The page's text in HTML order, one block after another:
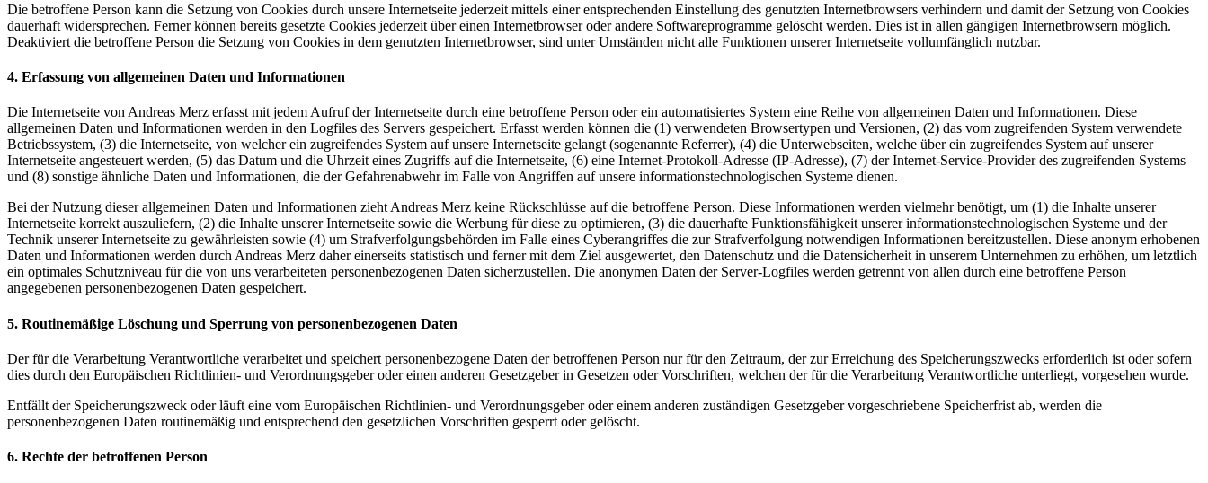
Die betroffene Person kann die Setzung von Cookies durch unsere Internetseite jederzeit mittels einer entsprechenden Einstellung des genutzten Internetbrowsers verhindern und damit der Setzung von Cookies
dauerhaft widersprechen. Ferner können bereits gesetzte Cookies jederzeit über einen Internetbrowser oder andere Softwareprogramme gelöscht werden. Dies ist in allen gängigen Internetbrowsern möglich.
Deaktiviert die betroffene Person die Setzung von Cookies in dem genutzten Internetbrowser, sind unter Umständen nicht alle Funktionen unserer Internetseite vollumfänglich nutzbar.
4. Erfassung von allgemeinen Daten und Informationen
Die Internetseite von Andreas Merz erfasst mit jedem Aufruf der Internetseite durch eine betroffene Person oder ein automatisiertes System eine Reihe von allgemeinen Daten und Informationen. Diese
allgemeinen Daten und Informationen werden in den Logfiles des Servers gespeichert. Erfasst werden können die (1) verwendeten Browsertypen und Versionen, (2) das vom zugreifenden System verwendete
Betriebssystem, (3) die Internetseite, von welcher ein zugreifendes System auf unsere Internetseite gelangt (sogenannte Referrer), (4) die Unterwebseiten, welche über ein zugreifendes System auf unserer
Internetseite angesteuert werden, (5) das Datum und die Uhrzeit eines Zugriffs auf die Internetseite, (6) eine Internet-Protokoll-Adresse (IP-Adresse), (7) der Internet-Service-Provider des zugreifenden Systems
und (8) sonstige ähnliche Daten und Informationen, die der Gefahrenabwehr im Falle von Angriffen auf unsere informationstechnologischen Systeme dienen.
Bei der Nutzung dieser allgemeinen Daten und Informationen zieht Andreas Merz keine Rückschlüsse auf die betroffene Person. Diese Informationen werden vielmehr benötigt, um (1) die Inhalte unserer
Internetseite korrekt auszuliefern, (2) die Inhalte unserer Internetseite sowie die Werbung für diese zu optimieren, (3) die dauerhafte Funktionsfähigkeit unserer informationstechnologischen Systeme und der
Technik unserer Internetseite zu gewährleisten sowie (4) um Strafverfolgungsbehörden im Falle eines Cyberangriffes die zur Strafverfolgung notwendigen Informationen bereitzustellen. Diese anonym erhobenen
Daten und Informationen werden durch Andreas Merz daher einerseits statistisch und ferner mit dem Ziel ausgewertet, den Datenschutz und die Datensicherheit in unserem Unternehmen zu erhöhen, um letztlich
ein optimales Schutzniveau für die von uns verarbeiteten personenbezogenen Daten sicherzustellen. Die anonymen Daten der Server-Logfiles werden getrennt von allen durch eine betroffene Person
angegebenen personenbezogenen Daten gespeichert.
5. Routinemäßige Löschung und Sperrung von personenbezogenen Daten
Der für die Verarbeitung Verantwortliche verarbeitet und speichert personenbezogene Daten der betroffenen Person nur für den Zeitraum, der zur Erreichung des Speicherungszwecks erforderlich ist oder sofern
dies durch den Europäischen Richtlinien- und Verordnungsgeber oder einen anderen Gesetzgeber in Gesetzen oder Vorschriften, welchen der für die Verarbeitung Verantwortliche unterliegt, vorgesehen wurde.
Entfällt der Speicherungszweck oder läuft eine vom Europäischen Richtlinien- und Verordnungsgeber oder einem anderen zuständigen Gesetzgeber vorgeschriebene Speicherfrist ab, werden die
personenbezogenen Daten routinemäßig und entsprechend den gesetzlichen Vorschriften gesperrt oder gelöscht.
6. Rechte der betroffenen Person